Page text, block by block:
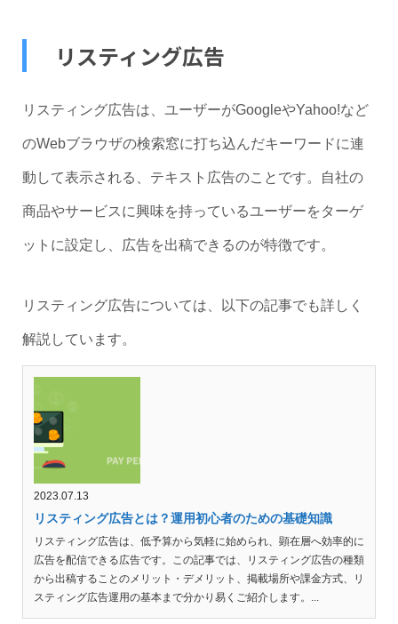
リスティング広告
リスティング広告は、ユーザーがGoogleやYahoo!など
のWebブラウザの検索窓に打ち込んだキーワードに連
動して表示される、テキスト広告のことです。自社の
商品やサービスに興味を持っているユーザーをターゲ
ットに設定し、広告を出稿できるのが特徴です。
リスティング広告については、以下の記事でも詳しく
解説しています。
2023.07.13
リスティング広告とは？運用初心者のための基礎知識
リスティング広告は、低予算から気軽に始められ、顕在層へ効率的に
広告を配信できる広告です。この記事では、リスティング広告の種類
から出稿することのメリット・デメリット、掲載場所や課金方式、リ
スティング広告運用の基本まで分かり易くご紹介します。...